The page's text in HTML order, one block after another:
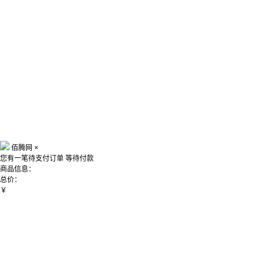
佰腾网 ×
您有一笔待支付订单 等待付款
商品信息：
总价：
￥